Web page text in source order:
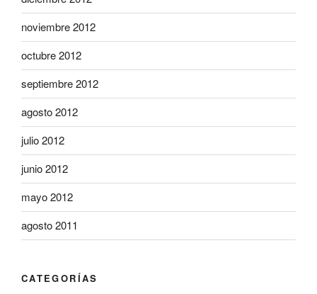
noviembre 2012
octubre 2012
septiembre 2012
agosto 2012
julio 2012
junio 2012
mayo 2012
agosto 2011
CATEGORÍAS